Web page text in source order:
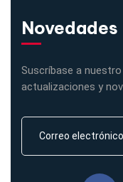
Novedades
Suscríbase a
actualizaciones y